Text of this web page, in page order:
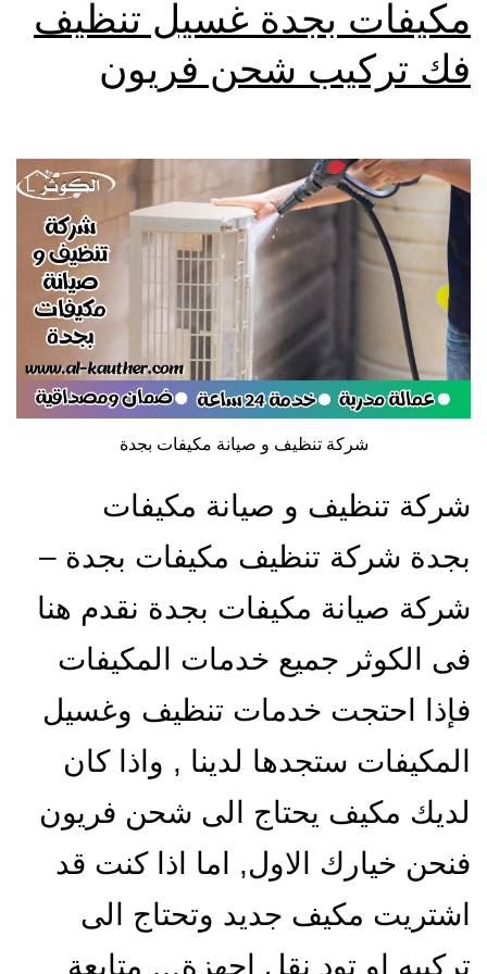
مكيفات بجدة غسيل تنظيف
فك تركيب شحن فريون
شركة تنظيف و صيانة مكيفات بجدة
شركة تنظيف و صيانة مكيفات
بجدة شركة تنظيف مكيفات بجدة –
شركة صيانة مكيفات بجدة نقدم هنا
فى الكوثر جميع خدمات المكيفات
فإذا احتجت خدمات تنظيف وغسيل
المكيفات ستجدها لدينا , واذا كان
لديك مكيف يحتاج الى شحن فريون
فنحن خيارك الاول, اما اذا كنت قد
اشتريت مكيف جديد وتحتاج الى
تركيبه او تود نقل اجهزة… متابعة